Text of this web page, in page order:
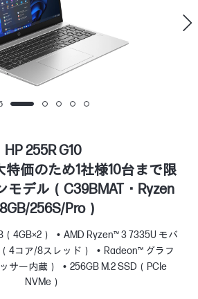
HP 255R G10
特価のため1社様10台まで限
モデル（C39BMAT・Ryzen
256S/Pro）
（4GB×2）
AMD Ryzen™ 3 7335U モバ
4コア/8スレッド）
Radeon™ グラフ
サー内蔵）
256GB M.2 SSD（PCIe
NVMe）